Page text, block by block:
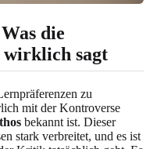
die
wirklich sagt
zu
mit der Kontroverse
bekannt ist. Dieser
stark verbreitet, und es ist